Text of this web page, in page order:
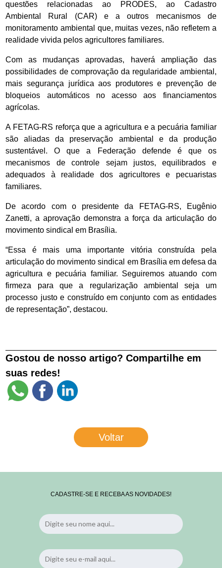
questões relacionadas ao PRODES, ao Cadastro
Ambiental Rural (CAR) e a outros mecanismos de
monitoramento ambiental que, muitas vezes, não refletem a
realidade vivida pelos agricultores familiares.
Com as mudanças aprovadas, haverá ampliação das
possibilidades de comprovação da regularidade ambiental,
mais segurança jurídica aos produtores e prevenção de
bloqueios automáticos no acesso aos financiamentos
agrícolas.
A FETAG-RS reforça que a agricultura e a pecuária familiar
são aliadas da preservação ambiental e da produção
sustentável. O que a Federação defende é que os
mecanismos de controle sejam justos, equilibrados e
adequados à realidade dos agricultores e pecuaristas
familiares.
De acordo com o presidente da FETAG-RS, Eugênio
Zanetti, a aprovação demonstra a força da articulação do
movimento sindical em Brasília.
“Essa é mais uma importante vitória construída pela
articulação do movimento sindical em Brasília em defesa da
agricultura e pecuária familiar. Seguiremos atuando com
firmeza para que a regularização ambiental seja um
processo justo e construído em conjunto com as entidades
de representação”, destacou.
Gostou de nosso artigo? Compartilhe em
suas redes!
Voltar
CADASTRE-SE E RECEBA AS NOVIDADES!